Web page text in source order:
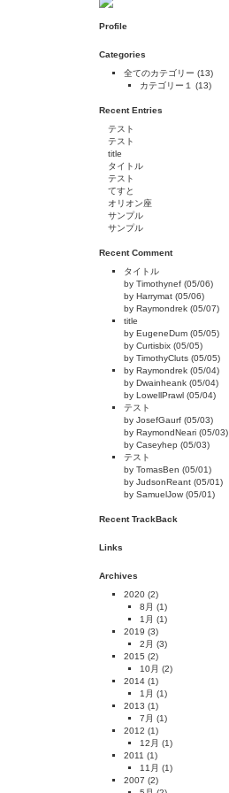
Profile
Categories
全てのカテゴリー (13)
カテゴリー１ (13)
Recent Entries
テスト
テスト
title
タイトル
テスト
てすと
オリオン座
サンプル
サンプル
Recent Comment
タイトル
by Timothynef (05/06)
by Harrymat (05/06)
by Raymondrek (05/07)
title
by EugeneDum (05/05)
by Curtisbix (05/05)
by TimothyCluts (05/05)
by Raymondrek (05/04)
by Dwainheank (05/04)
by LowellPrawl (05/04)
テスト
by JosefGaurf (05/03)
by RaymondNeari (05/03)
by Caseyhep (05/03)
テスト
by TomasBen (05/01)
by JudsonReant (05/01)
by SamuelJow (05/01)
Recent TrackBack
Links
Archives
2020 (2)
8月 (1)
1月 (1)
2019 (3)
2月 (3)
2015 (2)
10月 (2)
2014 (1)
1月 (1)
2013 (1)
7月 (1)
2012 (1)
12月 (1)
2011 (1)
11月 (1)
2007 (2)